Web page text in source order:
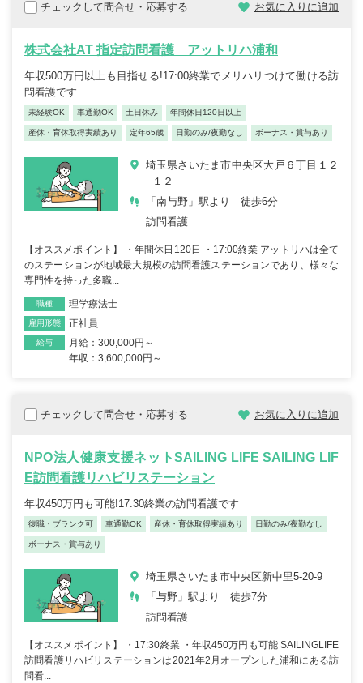
チェックして問合せ・応募する お気に入りに追加
株式会社AT 指定訪問看護 アットリハ浦和
年収500万円以上も目指せる!17:00終業でメリハリつけて働ける訪
問看護です
未経験OK 車通勤OK 土日休み 年間休日120日以上
産休・育休取得実績あり 定年65歳 日勤のみ/夜勤なし ボーナス・賞与あり
埼玉県さいたま市中央区大戸６丁目１２
−１２
「南与野」駅より 徒歩6分
訪問看護
【オススメポイント】 ・年間休日120日 ・17:00終業 アットリハは全て
のステーションが地域最大規模の訪問看護ステーションであり、様々な
専門性を持った多職...
職種 理学療法士
雇用形態 正社員
給与
月給：300,000円～
年収：3,600,000円～
チェックして問合せ・応募する お気に入りに追加
NPO法人健康支援ネットSAILING LIFE SAILING LIF
E訪問看護リハビリステーション
年収450万円も可能!17:30終業の訪問看護です
復職・ブランク可 車通勤OK 産休・育休取得実績あり 日勤のみ/夜勤なし
ボーナス・賞与あり
埼玉県さいたま市中央区新中里5-20-9
「与野」駅より 徒歩7分
訪問看護
【オススメポイント】 ・17:30終業 ・年収450万円も可能 SAILINGLIFE
訪問看護リハビリステーションは2021年2月オープンした浦和にある訪
問看...